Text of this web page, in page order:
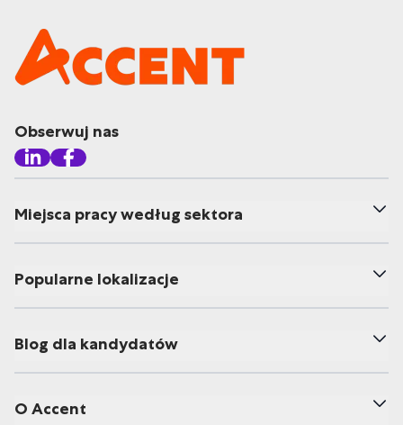
Obserwuj nas
Miejsca pracy według sektora
Popularne lokalizacje
Blog dla kandydatów
O Accent